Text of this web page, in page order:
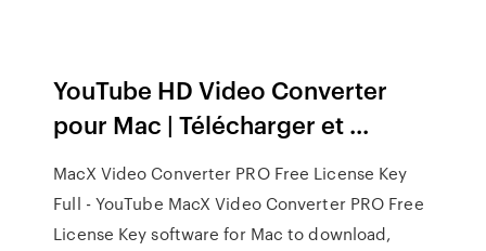
YouTube HD Video Converter
pour Mac | Télécharger et ...
MacX Video Converter PRO Free License Key
Full - YouTube MacX Video Converter PRO Free
License Key software for Mac to download,